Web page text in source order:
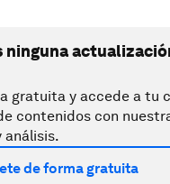
ninguna
gratuita y accede a tu
contenidos con
análisis.
de forma gratuita